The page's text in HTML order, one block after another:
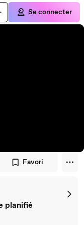
Se connecter
Favori
planifié